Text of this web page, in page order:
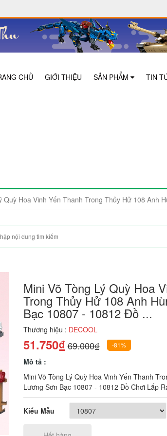
CHỦ GIỚI THIỆU SẢN PHẨM TIN
Quỳ Hoa Vinh Yến Thanh Trong Thủy Hử 108 Anh
Mini Võ Tòng Lý Quỳ Hoa
Trong Thủy Hử 108 Anh
Bạc 10807 - 10812 Đồ ...
Thương hiệu : DECOOL
51.750₫69.000₫ -81%
Mô tả :
Mini Võ Tòng Lý Quỳ Hoa Vinh Yến Thanh
Lương Sơn Bạc 10807 - 10812 Đồ Chơi Lắp
Kiểu Mẫu